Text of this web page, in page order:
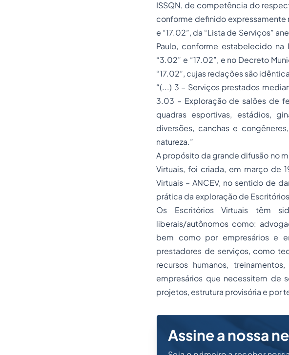
ISSQN, de competência do
conforme definido expressamente
e “17.02”, da “Lista de Serviços”
Paulo, conforme estabelecido na
“3.02” e “17.02”, e no Decreto
“17.02”, cujas redações são
“(...) 3 – Serviços prestados
3.03 – Exploração de salões de
quadras esportivas, estádios,
diversões, canchas e
natureza.”
A propósito da grande difusão no
Virtuais, foi criada, em março de
Virtuais – ANCEV, no sentido de
prática da exploração de
Os Escritórios Virtuais têm
liberais/autônomos como:
bem como por empresários e
prestadores de serviços, como
recursos humanos,
empresários que necessitem de
projetos, estrutura provisória e por
Assine a nossa